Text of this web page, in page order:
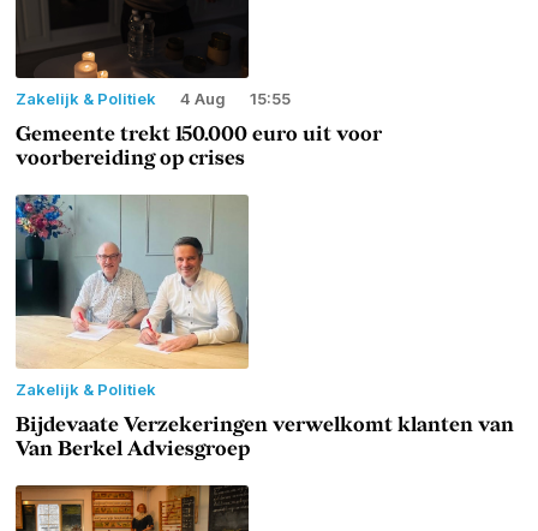
Zakelijk & Politiek 4 Aug 15:55
Gemeente trekt 150.000 euro uit voor
voorbereiding op crises
Zakelijk & Politiek
Bijdevaate Verzekeringen verwelkomt klanten van
Van Berkel Adviesgroep